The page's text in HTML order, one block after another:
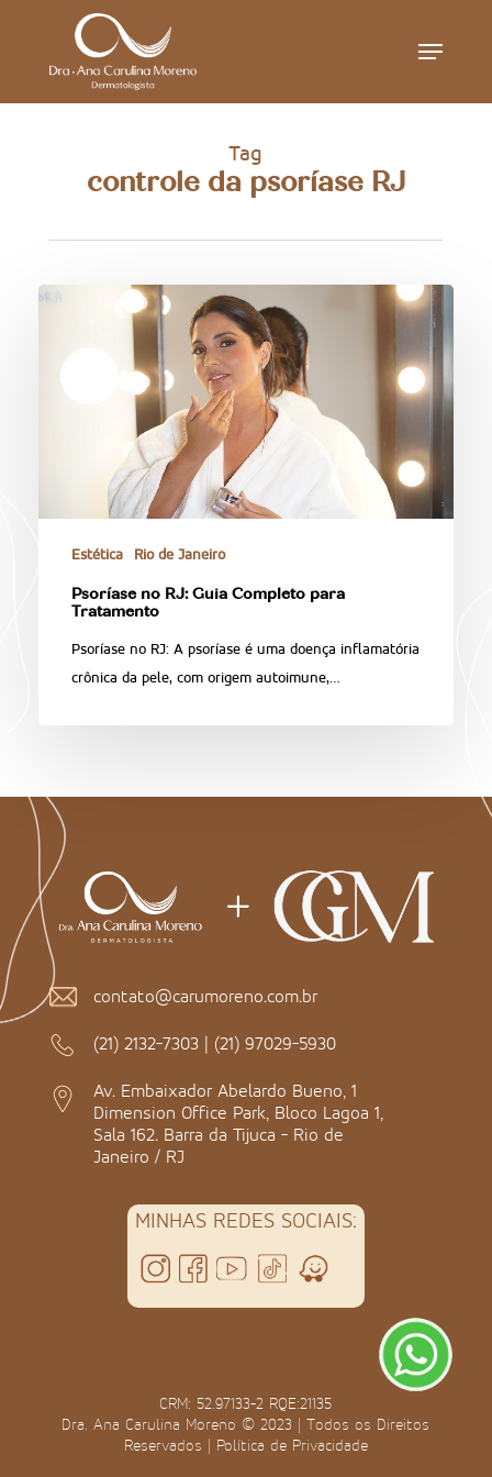
Menu
Tag
controle da psoríase RJ
Estética Rio de Janeiro
Psoríase no RJ: Guia Completo para
Tratamento
Psoríase no RJ: A psoríase é uma doença inflamatória
crônica da pele, com origem autoimune,…
contato@carumoreno.com.br
(21) 2132-7303 | (21) 97029-5930
Av. Embaixador Abelardo Bueno, 1
Dimension Office Park, Bloco Lagoa 1,
Sala 162. Barra da Tijuca - Rio de
Janeiro / RJ
MINHAS REDES SOCIAIS:
CRM: 52.97133-2 RQE:21135
Dra. Ana Carulina Moreno © 2023 | Todos os Direitos
Reservados | Política de Privacidade